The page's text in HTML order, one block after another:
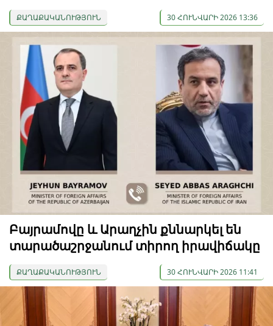
ՔԱՂԱՔԱԿԱՆՈՒԹՅՈՒՆ 30 ՀՈՒՆՎԱՐԻ 2026 13:36
Բայրամովը և Արաղչին քննարկել են
տարածաշրջանում տիրող իրավիճակը
ՔԱՂԱՔԱԿԱՆՈՒԹՅՈՒՆ 30 ՀՈՒՆՎԱՐԻ 2026 11:41